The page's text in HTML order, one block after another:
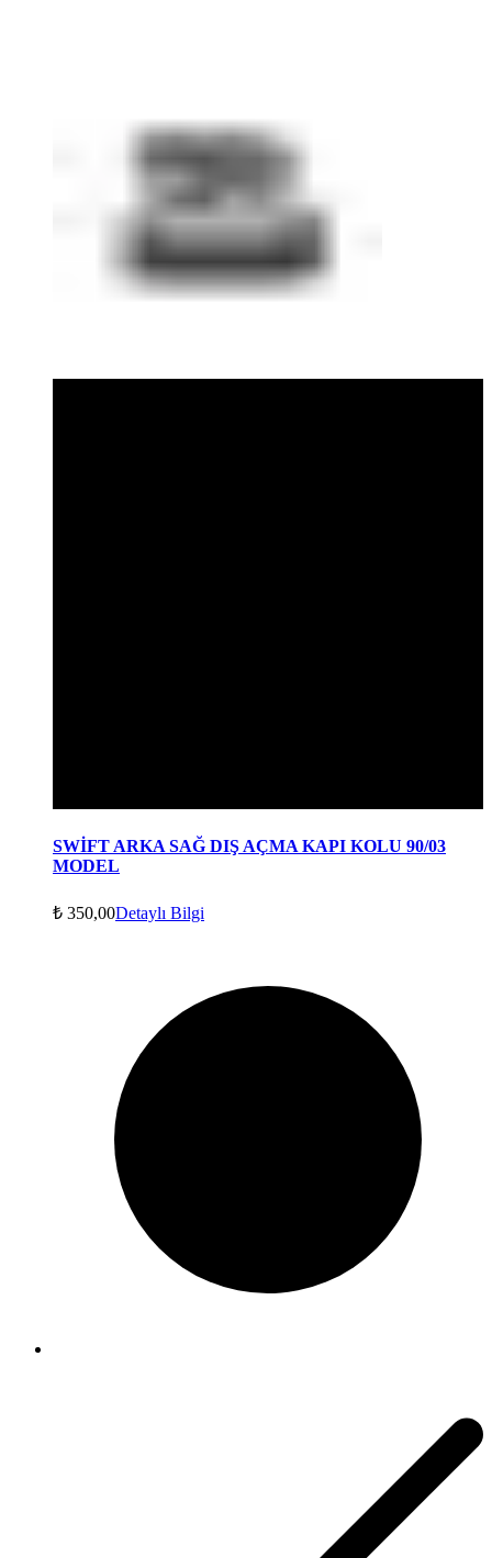
SWİFT ARKA SAĞ DIŞ AÇMA KAPI KOLU 90/03
MODEL
₺ 350,00Detaylı Bilgi